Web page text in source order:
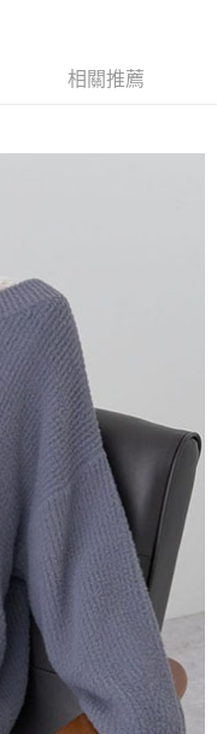
易確認頁面所載為準。
每月結算日後寄送繳費提
台灣大直營門市／銀行轉
簡稱本公司）所提供，讓
由商店將買賣／分期付款
單繳交帳款。
目的，商店將以您的個人
進項蒐集、處理及利用，
核對及更正。
oppay.tw/userRule
支付方式。 讓您購物簡單
轉至「AFTEE先享後付」
結帳。
的連結，可透過四大超商／
交易完成。
若您需要取消訂單，請聯絡
有效，需透過AFTEE先享
頁面顯示為準，若有關於
，請聯繫「AFTEE先享後付
support/home
先享後付」服務完成之交
將交易相關給付款項請求債
人之同意方可使用
損失，本公司不負相關責
號之用戶狀況，依本公司即
情形，本公司將視審查結果
相關推薦